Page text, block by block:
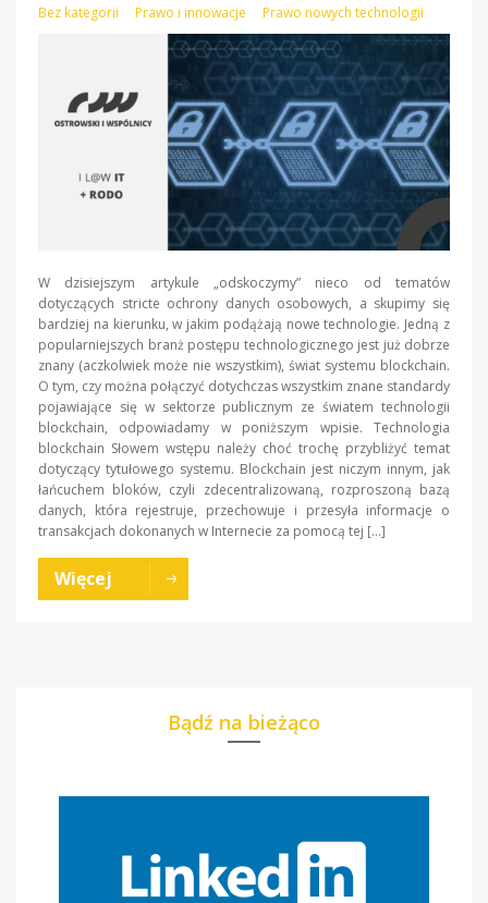
Bez kategorii
Prawo i innowacje Prawo nowych technologii
W dzisiejszym artykule „odskoczymy” nieco od tematów
dotyczących stricte ochrony danych osobowych, a skupimy się
bardziej na kierunku, w jakim podążają nowe technologie. Jedną z
popularniejszych branż postępu technologicznego jest już dobrze
znany (aczkolwiek może nie wszystkim), świat systemu blockchain.
O tym, czy można połączyć dotychczas wszystkim znane standardy
pojawiające się w sektorze publicznym ze światem technologii
blockchain, odpowiadamy w poniższym wpisie. Technologia
blockchain Słowem wstępu należy choć trochę przybliżyć temat
dotyczący tytułowego systemu. Blockchain jest niczym innym, jak
łańcuchem bloków, czyli zdecentralizowaną, rozproszoną bazą
danych, która rejestruje, przechowuje i przesyła informacje o
transakcjach dokonanych w Internecie za pomocą tej […]
Więcej
Bądź na bieżąco